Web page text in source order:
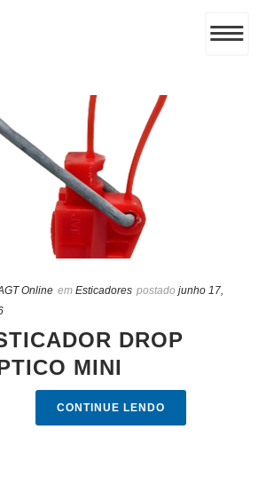
Online em Esticadores postado junho 17,
DROP
MINI
CONTINUE LENDO